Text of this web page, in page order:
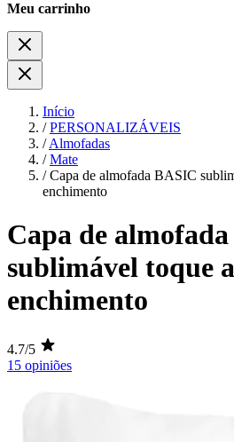
Meu carrinho
Início
/ PERSONALIZÁVEIS
/ Almofadas
/ Mate
/ Capa de almofada BASIC
enchimento
Capa de
sublimável toque
enchimento
4.7/5
15 opiniões